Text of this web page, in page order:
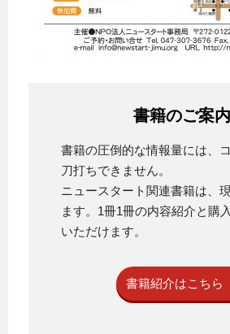
書籍のご案内
書籍の圧倒的な情報量には、
刀打ちできません。
ニュースタート関連書籍は、
ます。1冊1冊の内容紹介と購
いただけます。
書籍紹介はこちら